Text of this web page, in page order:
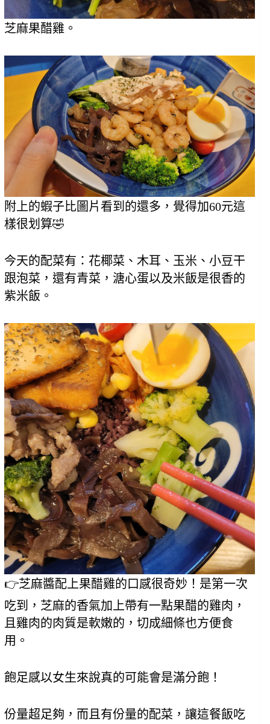
芝麻果醋雞。
附上的蝦子比圖片看到的還多，覺得加60元這
樣很划算🤣
今天的配菜有：花椰菜、木耳、玉米、小豆干
跟泡菜，還有青菜，溏心蛋以及米飯是很香的
紫米飯。
👉芝麻醬配上果醋雞的口感很奇妙！是第一次
吃到，芝麻的香氣加上帶有一點果醋的雞肉，
且雞肉的肉質是軟嫩的，切成細條也方便食
用。
飽足感以女生來說真的可能會是滿分飽！
份量超足夠，而且有份量的配菜，讓這餐飯吃